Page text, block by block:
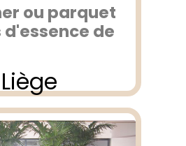
ou parquet
d'essence de
Liège